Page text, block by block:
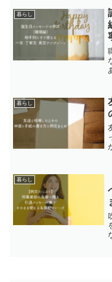
暮らし
暮らし
暮らし